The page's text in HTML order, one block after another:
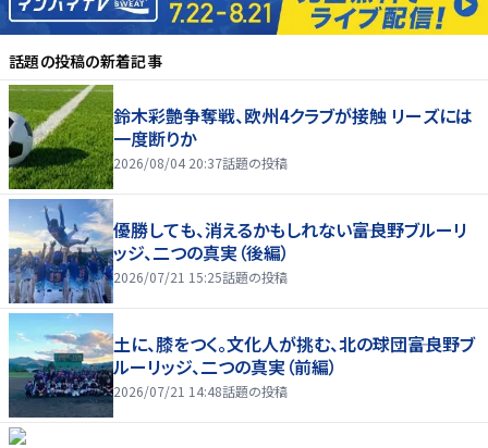
話題の投稿の新着記事
鈴木彩艶争奪戦、欧州4クラブが接触 リーズには
一度断りか
2026/08/04 20:37話題の投稿
優勝しても、消えるかもしれない――富良野ブルーリ
ッジ、二つの真実（後編）
2026/07/21 15:25話題の投稿
土に、膝をつく。文化人が挑む、北の球団――富良野ブ
ルーリッジ、二つの真実（前編）
2026/07/21 14:48話題の投稿